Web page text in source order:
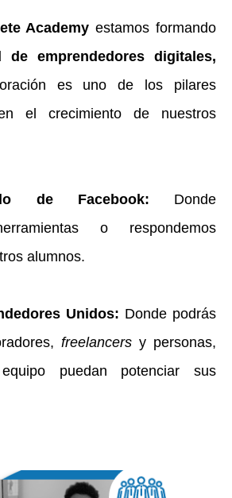
Academy estamos formando
de emprendedores digitales,
es uno de los pilares
el crecimiento de nuestros
de Facebook: Donde
o respondemos
alumnos.
Unidos: Donde podrás
freelancers y personas,
puedan potenciar sus